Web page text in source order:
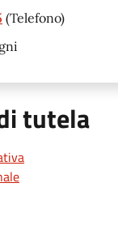
(Telefono)
tutela